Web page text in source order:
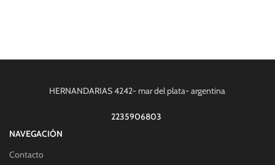
HERNANDARIAS 4242- mar del plata- argentina
2235906803
NAVEGACIÓN
Contacto